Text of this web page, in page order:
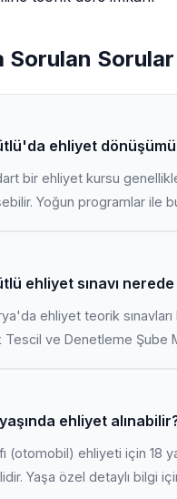
Sorulan Sorular
ehliyet dönüşümü
bir ehliyet kursu
Yoğun programlar ile
ehliyet sınavı nerede
ehliyet teorik sınavları
Tescil ve Denetleme Şube
ehliyet
(otomobil) ehliyeti için 18
Yaşa özel detaylı bilgi